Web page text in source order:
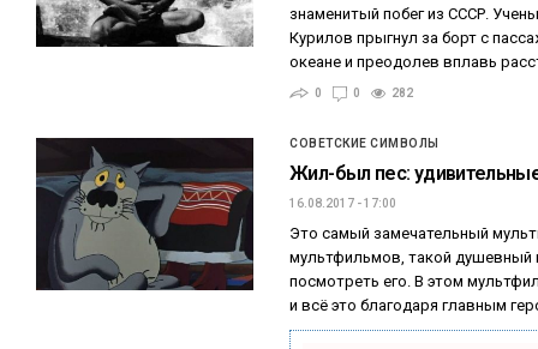
знаменитый побег из СССР.
Курилов прыгнул за борт с
океане и преодолев вплавь
0 0 282
СОВЕТСКИЕ СИМВОЛЫ
Жил-был пес:
16.08.2017 - 17:00
Это самый замечательный
мультфильмов, такой душевный
посмотреть его. В этом
и всё это благодаря главным